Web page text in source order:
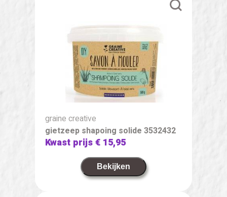
graine creative
gietzeep shapoing solide 3532432
Kwast prijs€ 15,95
Bekijken